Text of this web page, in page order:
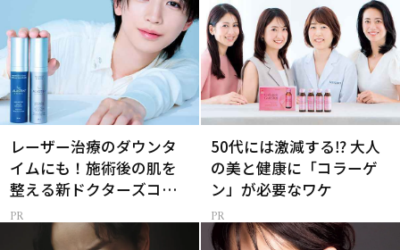
レーザー治療のダウンタ
イムにも！施術後の肌を
整える新ドクターズコス
メ
50代には激減する⁉ 大人
の美と健康に「コラーゲ
ン」が必要なワケ